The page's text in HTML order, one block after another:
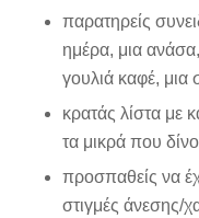
παρατηρείς
ημέρα, μια
γουλιά καφέ, μια
κρατάς λίστα με
τα μικρά που
προσπαθείς να
στιγμές άνεσης/